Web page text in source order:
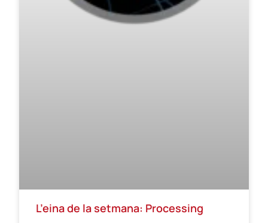
L’eina de la setmana: Processing